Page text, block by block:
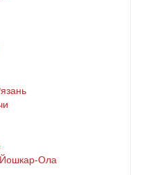
Ола